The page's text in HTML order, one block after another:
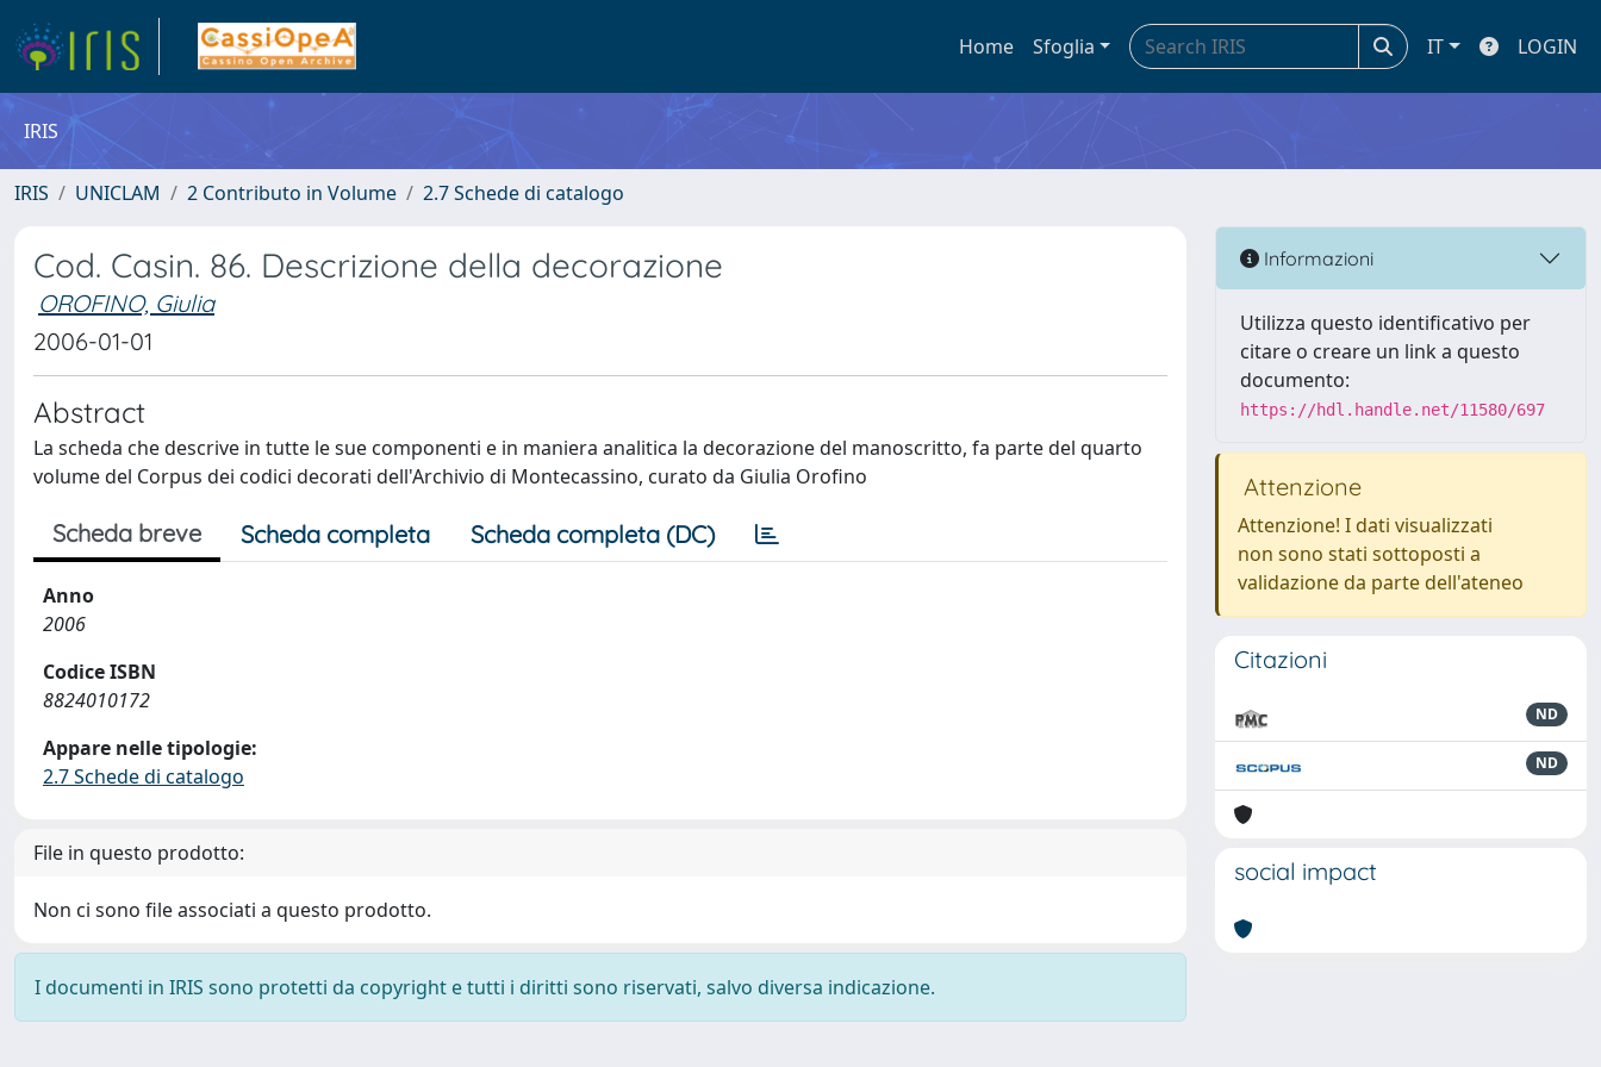
Home Sfoglia IT LOGIN
IRIS
IRIS UNICLAM 2 Contributo in Volume 2.7 Schede di catalogo
Cod. Casin. 86. Descrizione della decorazione
OROFINO, Giulia
2006-01-01
Abstract
La scheda che descrive in tutte le sue componenti e in maniera analitica la decorazione del manoscritto, fa parte del quarto
volume del Corpus dei codici decorati dell'Archivio di Montecassino, curato da Giulia Orofino
Scheda breve Scheda completa Scheda completa (DC)
Anno
2006
Codice ISBN
8824010172
Appare nelle tipologie:
2.7 Schede di catalogo
File in questo prodotto:
Non ci sono file associati a questo prodotto.
I documenti in IRIS sono protetti da copyright e tutti i diritti sono riservati, salvo diversa indicazione.
Informazioni
Utilizza questo identificativo per
citare o creare un link a questo
documento:
https://hdl.handle.net/11580/697
Attenzione
Attenzione! I dati visualizzati
non sono stati sottoposti a
validazione da parte dell'ateneo
Citazioni
ND
ND
social impact